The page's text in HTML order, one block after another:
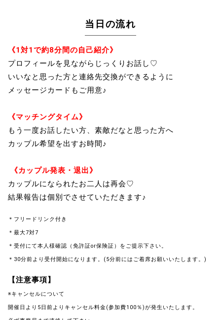
当日の流れ
《1対1で約8分間の自己紹介》
プロフィールを見ながらじっくりお話し♡
いいなと思った方と連絡先交換ができるように
メッセージカードもご用意♪
《マッチングタイム》
もう一度お話したい方、素敵だなと思った方へ
カップル希望を出すお時間♪
《カップル発表・退出》
カップルになられたお二人は再会♡
結果報告は個別でさせていただきます♪
＊フリードリンク付き
＊最大7対7
＊受付にて本人様確認（免許証or保険証）をご提示下さい。
＊30分前より受付開始になります。(5分前にはご着席お願いいたします。)
【注意事項】
※キャンセルについて
開催日より5日前よりキャンセル料金(参加費100％)が発生いたします。